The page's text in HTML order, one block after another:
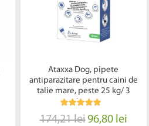
Ataxxa Dog, pipete
antiparazitare pentru caini de
talie mare, peste 25 kg/ 3
pipete
174,21 lei96,80 lei